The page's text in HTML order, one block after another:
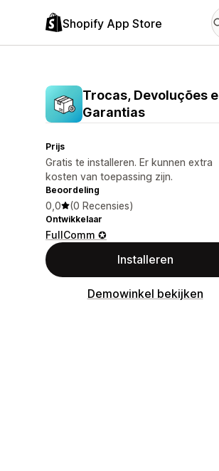
Shopify App Store
Trocas, Devoluções e
Garantias
Prijs
Gratis te installeren. Er kunnen extra
kosten van toepassing zijn.
Beoordeling
0,0 (0 Recensies)
Ontwikkelaar
FullComm ✪
Installeren
Demowinkel bekijken